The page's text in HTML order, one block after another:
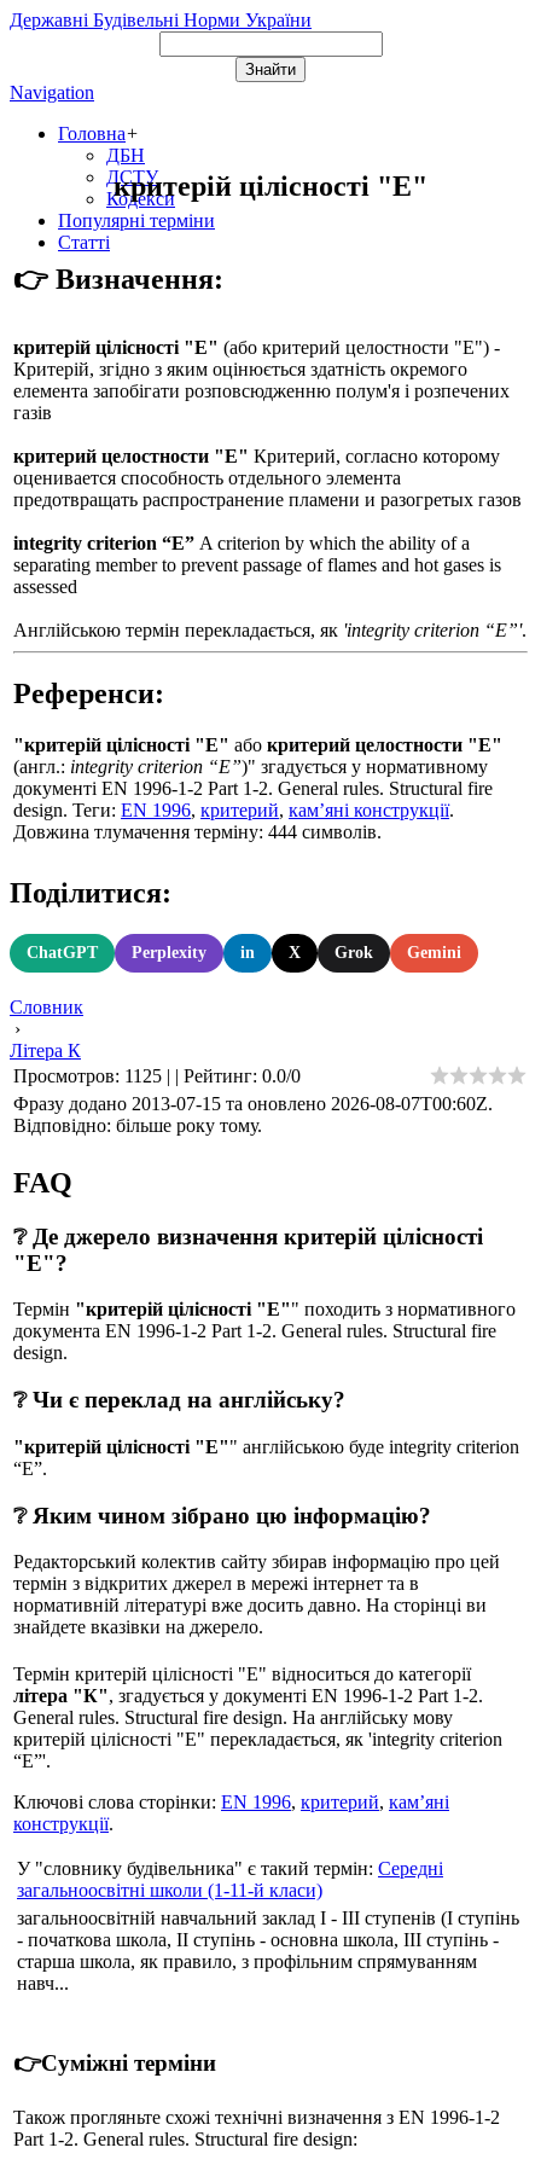
Державні Будівельні Норми України
Navigation
Головна+
ДБН
ДСТУ
Кодекси
Популярні терміни
Статті
критерій цілісності "E"
👉 Визначення:
критерій цілісності "E" (або критерий целостности "E") -
Критерій, згідно з яким оцінюється здатність окремого
елемента запобігати розповсюдженню полум'я і розпечених
газів
критерий целостности "E" Критерий, согласно которому
оценивается способность отдельного элемента
предотвращать распространение пламени и разогретых газов
integrity criterion “E” A criterion by which the ability of a
separating member to prevent passage of flames and hot gases is
assessed
Англійською термін перекладається, як 'integrity criterion “E”'.
Референси:
"критерій цілісності "E" або критерий целостности "E"
(англ.: integrity criterion “E”)" згадується у нормативному
документі EN 1996-1-2 Part 1-2. General rules. Structural fire
design. Теги: EN 1996, критерий, кам’яні конструкції.
Довжина тлумачення терміну: 444 символів.
Поділитися:
ChatGPT Perplexity in X Grok Gemini
Словник
›
Літера К
Просмотров: 1125 | | Рейтинг: 0.0/0
Фразу додано 2013-07-15 та оновлено 2026-08-07T00:60Z.
Відповідно: більше року тому.
FAQ
❔ Де джерело визначення критерій цілісності
"E"?
Термін "критерій цілісності "E"" походить з нормативного
документа EN 1996-1-2 Part 1-2. General rules. Structural fire
design.
❔ Чи є переклад на англійську?
"критерій цілісності "E"" англійською буде integrity criterion
“E”.
❔ Яким чином зібрано цю інформацію?
Редакторський колектив сайту збирав інформацію про цей
термін з відкритих джерел в мережі інтернет та в
нормативній літературі вже досить давно. На сторінці ви
знайдете вказівки на джерело.
Термін критерій цілісності "E" відноситься до категорії
літера "К", згадується у документі EN 1996-1-2 Part 1-2.
General rules. Structural fire design. На англійську мову
критерій цілісності "E" перекладається, як 'integrity criterion
“E”'.
Ключові слова сторінки: EN 1996, критерий, кам’яні
конструкції.
У "словнику будівельника" є такий термін: Середні
загальноосвітні школи (1-11-й класи)
загальноосвітній навчальний заклад І - III ступенів (І ступінь
- початкова школа, II ступінь - основна школа, III ступінь -
старша школа, як правило, з профільним спрямуванням
навч...
👉Суміжні терміни
Також прогляньте схожі технічні визначення з EN 1996-1-2
Part 1-2. General rules. Structural fire design: